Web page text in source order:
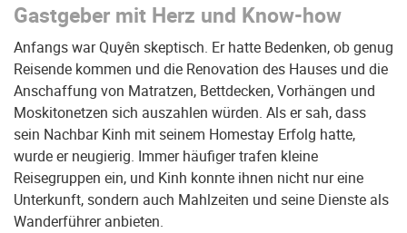
Gastgeber mit Herz und Know-how
Anfangs war Quyên skeptisch. Er hatte Bedenken, ob genug
Reisende kommen und die Renovation des Hauses und die
Anschaffung von Matratzen, Bettdecken, Vorhängen und
Moskitonetzen sich auszahlen würden. Als er sah, dass
sein Nachbar Kinh mit seinem Homestay Erfolg hatte,
wurde er neugierig. Immer häufiger trafen kleine
Reisegruppen ein, und Kinh konnte ihnen nicht nur eine
Unterkunft, sondern auch Mahlzeiten und seine Dienste als
Wanderführer anbieten.